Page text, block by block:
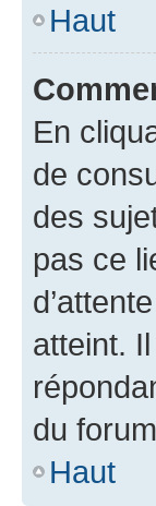
Haut
En
de
des
pas ce
atteint.
du
Haut